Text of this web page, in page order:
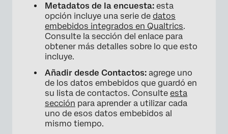
×
Metadatos de la encuesta: esta
opción incluye una serie de datos
embebidos integrados en Qualtrics.
Consulte la sección del enlace para
obtener más detalles sobre lo que esto
incluye.
Añadir desde Contactos: agrege uno
de los datos embebidos que guardó en
su lista de contactos. Consulte esta
sección para aprender a utilizar cada
uno de esos datos embebidos al
mismo tiempo.